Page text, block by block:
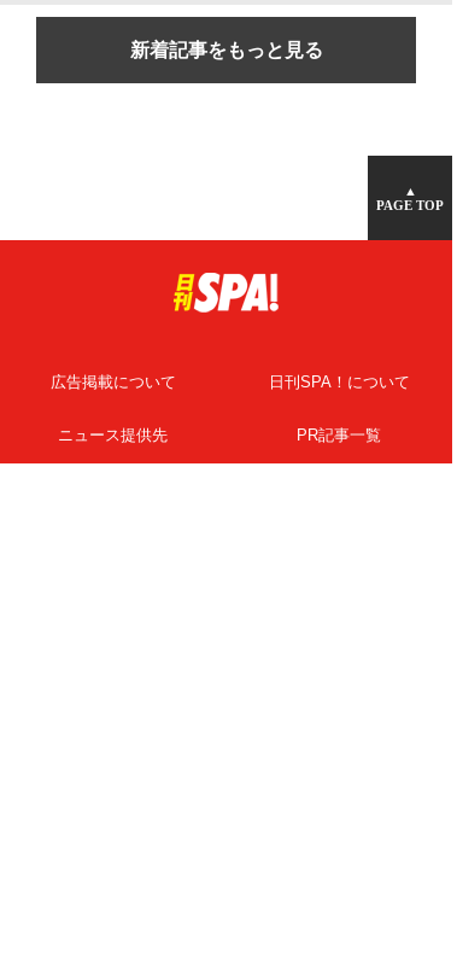
新着記事をもっと見る
▲
PAGE TOP
広告掲載について 日刊SPA！について
ニュース提供先 PR記事一覧